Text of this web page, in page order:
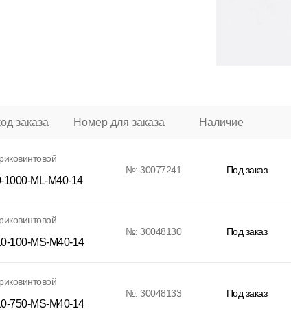
заказа Номер для заказа Наличие
1000-ML-M40-14
№: 30077241 Под заказ
100-MS-M40-14
№: 30048130 Под заказ
750-MS-M40-14
№: 30048133 Под заказ